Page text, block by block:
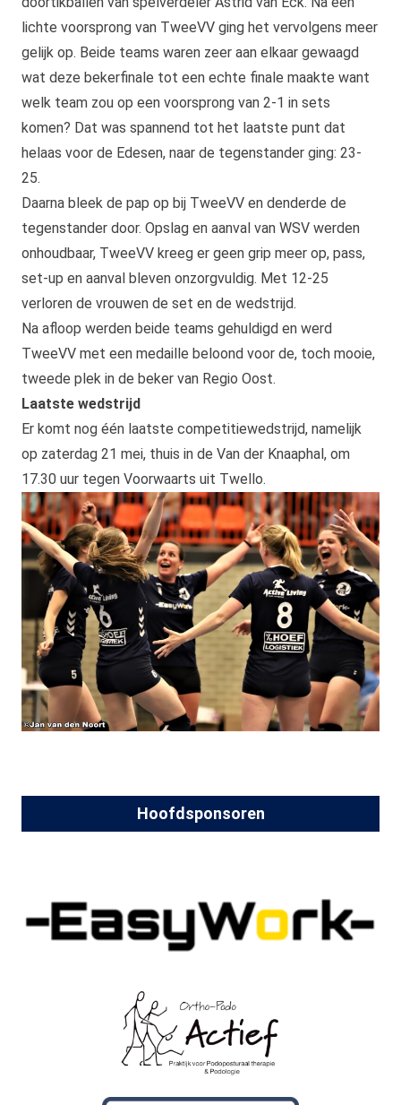
lichte voorsprong van TweeVV ging het vervolgens meer
gelijk op. Beide teams waren zeer aan elkaar gewaagd
wat deze bekerfinale tot een echte finale maakte want
welk team zou op een voorsprong van 2-1 in sets
komen? Dat was spannend tot het laatste punt dat
helaas voor de Edesen, naar de tegenstander ging: 23-
25.
Daarna bleek de pap op bij TweeVV en denderde de
tegenstander door. Opslag en aanval van WSV werden
onhoudbaar, TweeVV kreeg er geen grip meer op, pass,
set-up en aanval bleven onzorgvuldig. Met 12-25
verloren de vrouwen de set en de wedstrijd.
Na afloop werden beide teams gehuldigd en werd
TweeVV met een medaille beloond voor de, toch mooie,
tweede plek in de beker van Regio Oost.
Laatste wedstrijd
Er komt nog één laatste competitiewedstrijd, namelijk
op zaterdag 21 mei, thuis in de Van der Knaaphal, om
17.30 uur tegen Voorwaarts uit Twello.
Hoofdsponsoren